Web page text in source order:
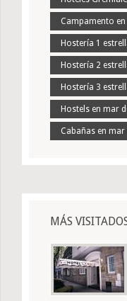
Campamento
Hostería 1
Hostería 2
Hostería 3
Hostels en mar
Cabañas en mar
MÁS